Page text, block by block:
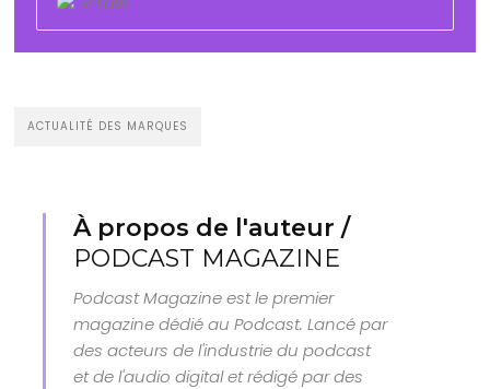
ACTUALITÉ DES MARQUES
À propos de l'auteur /
PODCAST MAGAZINE
Podcast Magazine est le premier
magazine dédié au Podcast. Lancé par
des acteurs de l'industrie du podcast
et de l'audio digital et rédigé par des